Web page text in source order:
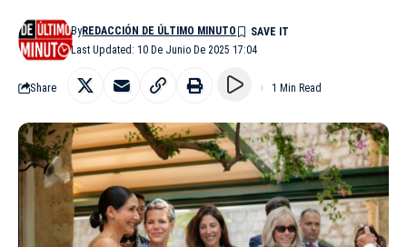
Last Updated: 10 De Junio De 2025 17:04
ByREDACCIÓN DE ÚLTIMO MINUTO
Share 1 Min Read